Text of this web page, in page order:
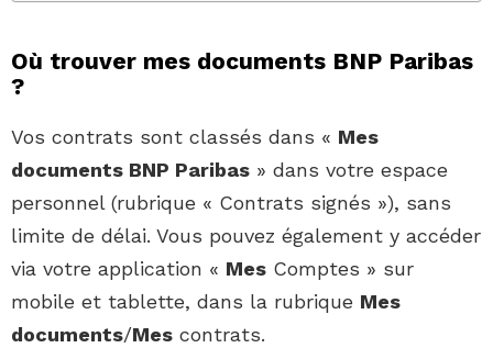
Où trouver mes documents BNP Paribas
?
Vos contrats sont classés dans « Mes
documents BNP Paribas » dans votre espace
personnel (rubrique « Contrats signés »), sans
limite de délai. Vous pouvez également y accéder
via votre application « Mes Comptes » sur
mobile et tablette, dans la rubrique Mes
documents/Mes contrats.